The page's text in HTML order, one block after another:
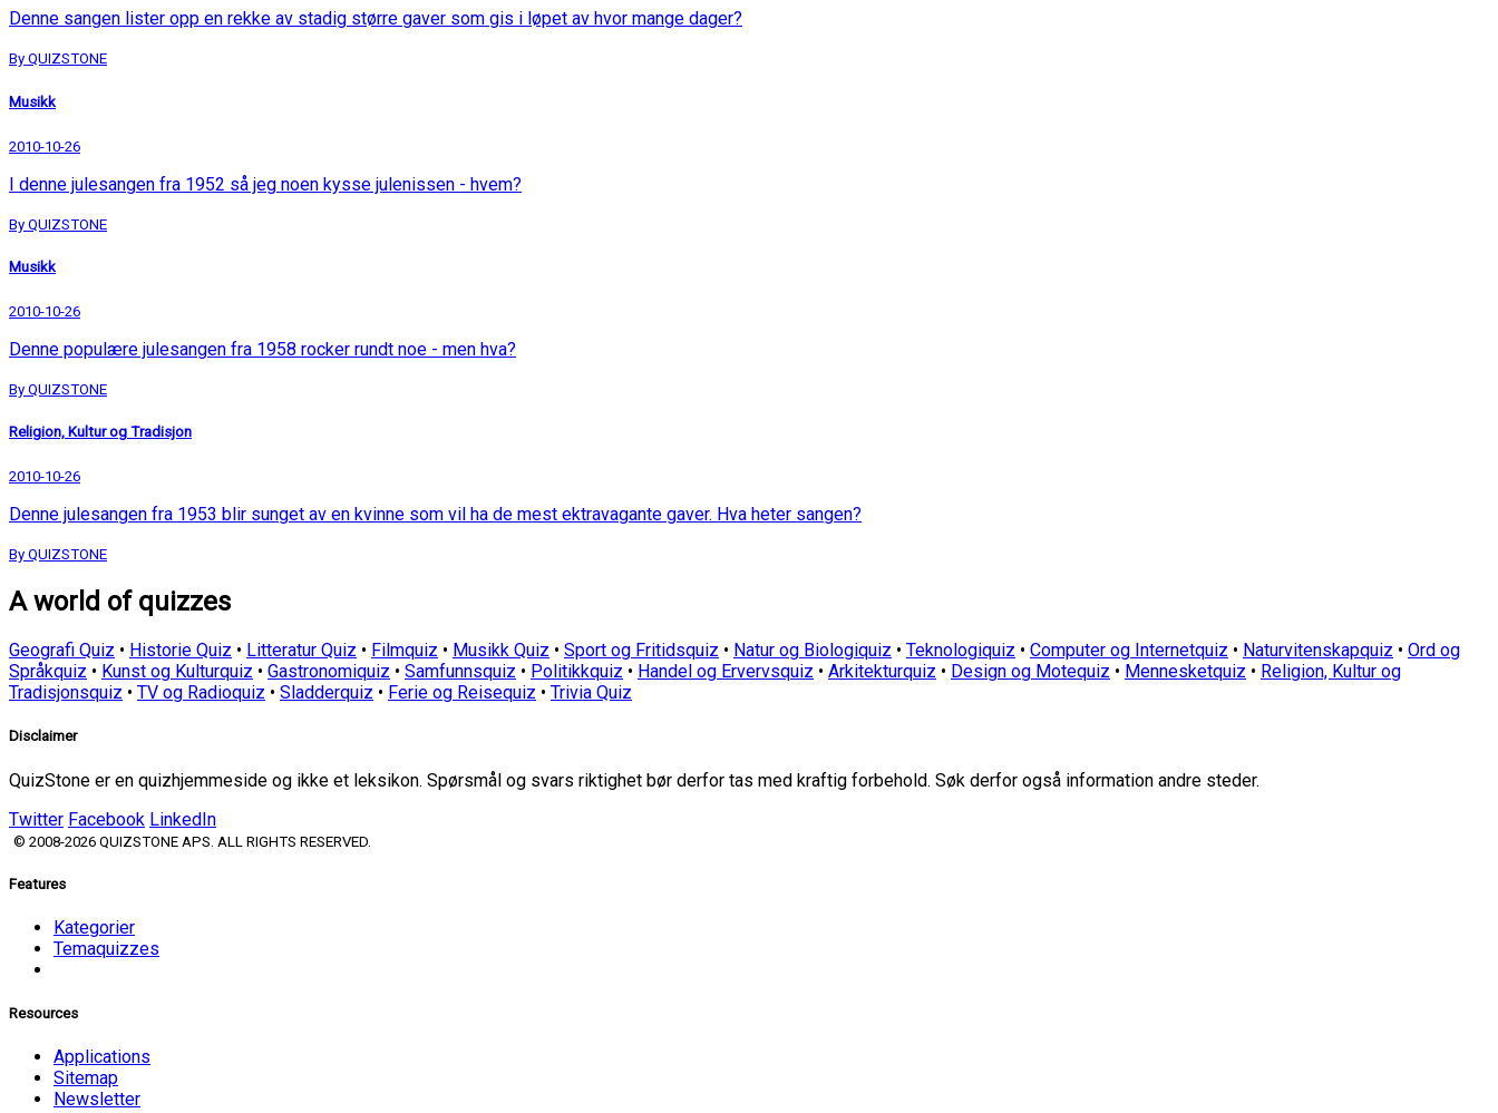
Denne sangen lister opp en rekke av stadig større gaver som gis i løpet av hvor mange dager?
By QUIZSTONE
Musikk
2010-10-26
I denne julesangen fra 1952 så jeg noen kysse julenissen - hvem?
By QUIZSTONE
Musikk
2010-10-26
Denne populære julesangen fra 1958 rocker rundt noe - men hva?
By QUIZSTONE
Religion, Kultur og Tradisjon
2010-10-26
Denne julesangen fra 1953 blir sunget av en kvinne som vil ha de mest ektravagante gaver. Hva heter sangen?
By QUIZSTONE
A world of quizzes
Geografi Quiz • Historie Quiz • Litteratur Quiz • Filmquiz • Musikk Quiz • Sport og Fritidsquiz • Natur og Biologiquiz • Teknologiquiz • Computer og Internetquiz • Naturvitenskapquiz • Ord og
Språkquiz • Kunst og Kulturquiz • Gastronomiquiz • Samfunnsquiz • Politikkquiz • Handel og Ervervsquiz • Arkitekturquiz • Design og Motequiz • Mennesketquiz • Religion, Kultur og
Tradisjonsquiz • TV og Radioquiz • Sladderquiz • Ferie og Reisequiz • Trivia Quiz
Disclaimer
QuizStone er en quizhjemmeside og ikke et leksikon. Spørsmål og svars riktighet bør derfor tas med kraftig forbehold. Søk derfor også information andre steder.
Twitter Facebook LinkedIn
© 2008-2026 QUIZSTONE APS. ALL RIGHTS RESERVED.
Features
Kategorier
Temaquizzes
Resources
Applications
Sitemap
Newsletter